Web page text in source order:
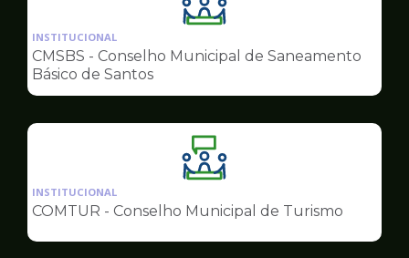
Ilustração
da
pagina
Conselhos
INSTITUCIONAL
CMSBS - Conselho Municipal de Saneamento
Básico de Santos
Ilustração
da
pagina
Conselhos
INSTITUCIONAL
COMTUR - Conselho Municipal de Turismo